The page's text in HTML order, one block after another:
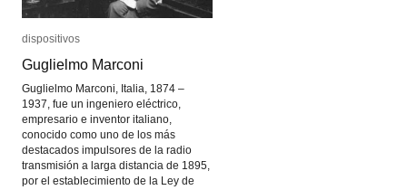
dispositivos
Guglielmo Marconi
Guglielmo Marconi, Italia, 1874 –
1937, fue un ingeniero eléctrico,
empresario e inventor italiano,
conocido como uno de los más
destacados impulsores de la radio
transmisión a larga distancia de 1895,
por el establecimiento de la Ley de
dispositivos
Guglielmo Marconi